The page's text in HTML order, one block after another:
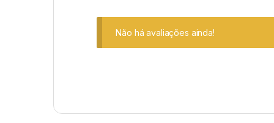
Não há avaliações ainda!